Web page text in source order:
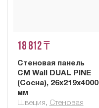
18 812 ₸
Стеновая панель
CM Wall DUAL PINE
(Сосна), 26x219x4000
мм
Швеция , Cтеновая